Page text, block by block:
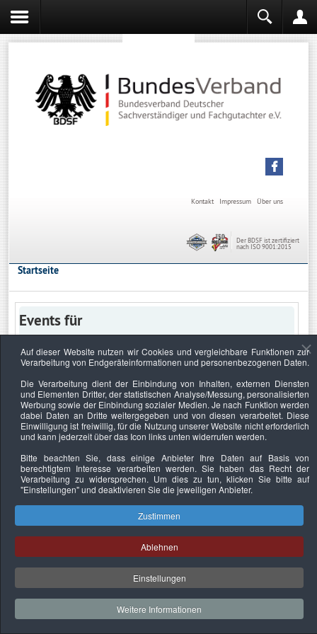
Über uns
Impressum
Kontakt
Der BDSF ist zertifiziert
nach ISO 9001:2015
Startseite
Events für
Keine Termine
Datenschutzerklärung Urheberrechtsnachweise Nachhaltigkeit
Copyright © 2026. Bundesverband Deutscher
Sachverständiger und Fachgutachter e.V..
Auf dieser Website nutzen wir Cookies und vergleichbare Funktionen zur
Verarbeitung von Endgeräteinformationen und personenbezogenen Daten.
Die Verarbeitung dient der Einbindung von Inhalten, externen Diensten
und Elementen Dritter, der statistischen Analyse/Messung, personalisierten
Werbung sowie der Einbindung sozialer Medien. Je nach Funktion werden
dabei Daten an Dritte weitergegeben und von diesen verarbeitet. Diese
Einwilligung ist freiwillig, für die Nutzung unserer Website nicht erforderlich
und kann jederzeit über das Icon links unten widerrufen werden.
Bitte beachten Sie, dass einige Anbieter Ihre Daten auf Basis von
berechtigtem Interesse verarbeiten werden. Sie haben das Recht der
Verarbeitung zu widersprechen. Um dies zu tun, klicken Sie bitte auf
"Einstellungen"und deaktivieren Sie die jeweiligen Anbieter.
Zustimmen
Ablehnen
Einstellungen
Weitere Informationen